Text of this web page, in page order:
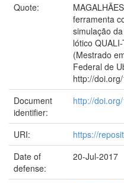
Quote:
ferramenta
simulação
lótico
(Mestrado
Federal de
http://
Document
identifier:
http://
URI:
https://
Date of
defense:
20-Jul-2017